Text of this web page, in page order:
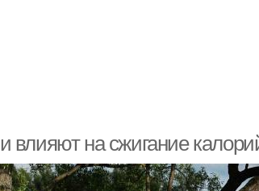
влияют на сжигание